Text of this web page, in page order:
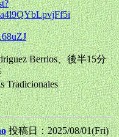
Berrios、後半15分
Tradicionales
投稿日：2025/08/01(Fri)